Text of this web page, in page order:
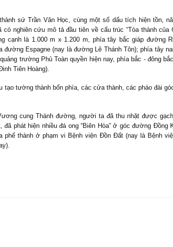
sứ Trần Văn Học, cùng một số dấu tích hiện tồn,
nghiên cứu mô tả đầu tiên về cấu trúc “Tòa thành của
cạnh là 1.000 m x 1.200 m, phía tây bắc giáp đường
đường Espagne (nay là đường Lê Thánh Tôn); phía tây
trường Phủ Toàn quyền hiện nay, phía bắc - đông
Tiên Hoàng).
tạo tường thành bốn phía, các cửa thành, các pháo đài
cung Thánh đường, người ta đã thu nhặt được
đã phát hiện nhiều đá ong “Biên Hòa” ở góc đường
phế thành ở phạm vi Bệnh viện Đồn Đất (nay là Bệnh